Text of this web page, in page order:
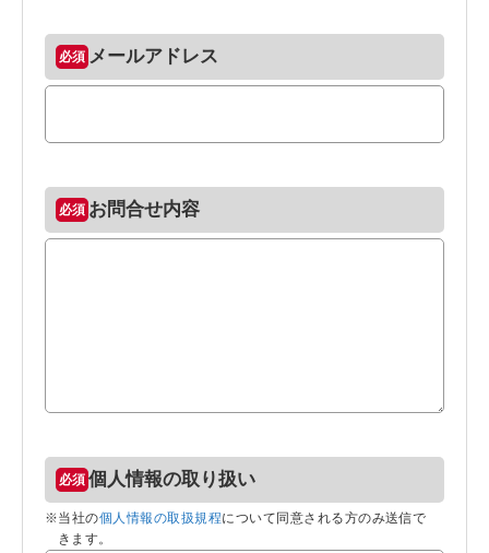
メールアドレス
お問合せ内容
個人情報の取り扱い
※当社の個人情報の取扱規程について同意される方のみ送信で
きます。